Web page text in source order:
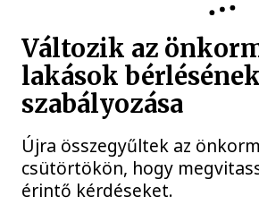
Változik az
lakások bérlésének
szabályozása
Újra összegyűltek az
csütörtökön, hogy
érintő kérdéseket.